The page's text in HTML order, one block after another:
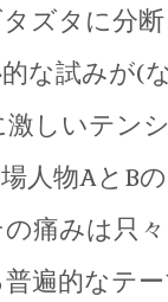
ズタに分
な試みが(
しいテン
人物AとB
痛みは只
遍的なテ